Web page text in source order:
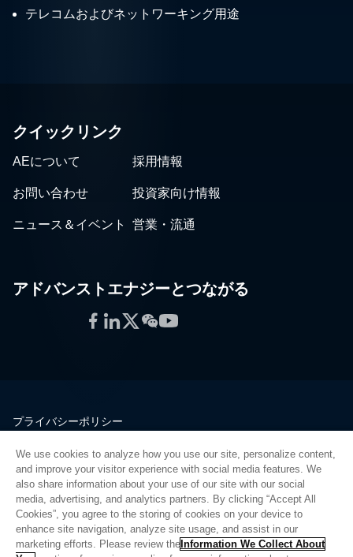
テレコムおよびネットワーキング用途
クイックリンク
AEについて 採用情報
お問い合わせ 投資家向け情報
ニュース＆イベント 営業・流通
アドバンストエナジーとつながる
Facebook
LinkedIn
Twitter
WeChat
YouTube
プライバシーポリシー
品質
サイトマップ
サプライヤーポータル
UK Modern Slavery Act
Privacy Preferences
We use cookies to analyze how you use our site, personalize content,
and improve your visitor experience with social media features. We
also share information about your use of our site with our social
media, advertising, and analytics partners. By clicking “Accept All
Cookies”, you agree to the storing of cookies on your device to
enhance site navigation, analyze site usage, and assist in our
marketing efforts. Please review the Information We Collect About